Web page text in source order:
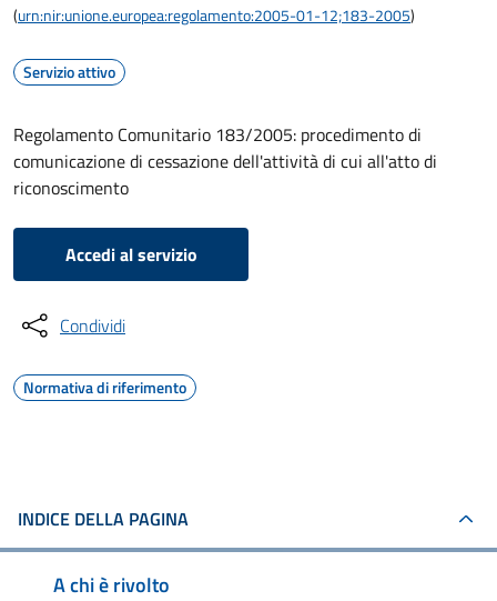
(urn:nir:unione.europea:regolamento:2005-01-12;183-2005)
Servizio attivo
Regolamento Comunitario 183/2005: procedimento di
comunicazione di cessazione dell'attività di cui all'atto di
riconoscimento
Accedi al servizio
Condividi
Normativa di riferimento
INDICE DELLA PAGINA
A chi è rivolto